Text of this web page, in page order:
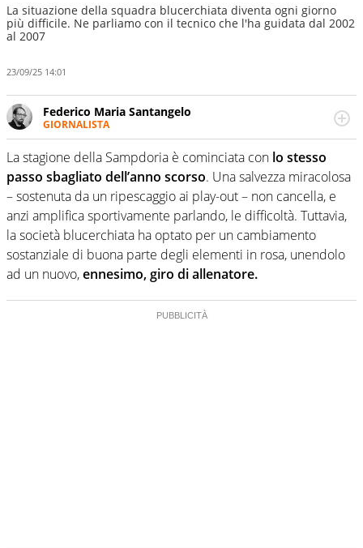
La situazione della squadra blucerchiata diventa ogni giorno
più difficile. Ne parliamo con il tecnico che l'ha guidata dal 2002
al 2007
23/09/25 14:01
Federico Maria Santangelo
GIORNALISTA
Lucano, classe 1995 e giornalista pubblicista. Unisce la
passione per il mondo umanistico a quella per il calcio,
osservandolo da ogni sua angolazione.
La stagione della Sampdoria è cominciata con lo stesso
passo sbagliato dell’anno scorso. Una salvezza miracolosa
– sostenuta da un ripescaggio ai play-out – non cancella, e
anzi amplifica sportivamente parlando, le difficoltà. Tuttavia,
la società blucerchiata ha optato per un cambiamento
sostanziale di buona parte degli elementi in rosa, unendolo
ad un nuovo,ennesimo, giro di allenatore.